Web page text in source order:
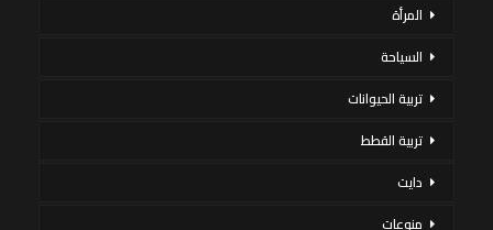
المرأة
السياحة
تربية الحيوانات
تربية القطط
دايت
منوعات